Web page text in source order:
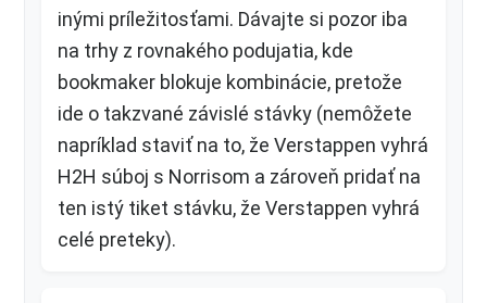
inými príležitosťami. Dávajte si pozor iba
na trhy z rovnakého podujatia, kde
bookmaker blokuje kombinácie, pretože
ide o takzvané závislé stávky (nemôžete
napríklad staviť na to, že Verstappen vyhrá
H2H súboj s Norrisom a zároveň pridať na
ten istý tiket stávku, že Verstappen vyhrá
celé preteky).